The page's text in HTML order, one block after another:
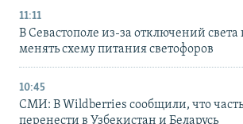
11:11
В Севастополе из-за отключений
менять схему питания светофоров
10:45
СМИ: В Wildberries сообщили, что часть
перенести в Узбекистан и Беларусь